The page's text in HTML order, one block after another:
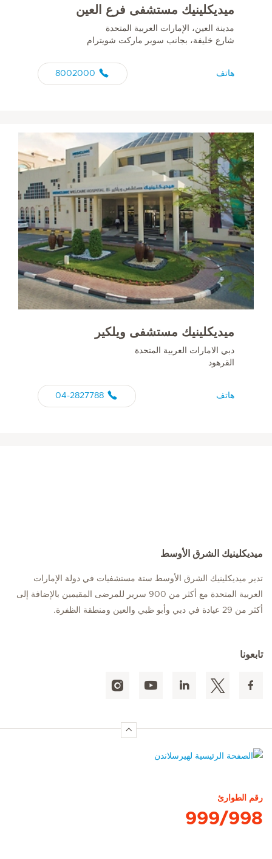
ميديكلينيك مستشفى فرع العين
مدينة العين، الإمارات العربية المتحدة
شارع خليفة، بجانب سوبر ماركت شويترام
هاتف
ميديكلينيك مستشفى ويلكير
دبي الامارات العربية المتحدة
القرهود
هاتف
ميديكلينيك الشرق الأوسط
تدير ميديكلينيك الشرق الأوسط ستة مستشفيات في دولة الإمارات
العربية المتحدة مع أكثر من 900 سرير للمرضى المقيمين بالإضافة إلى
أكثر من 29 عيادة في دبي وأبو ظبي والعين ومنطقة الظفرة.
تابعونا
رقم الطوارئ
999/998